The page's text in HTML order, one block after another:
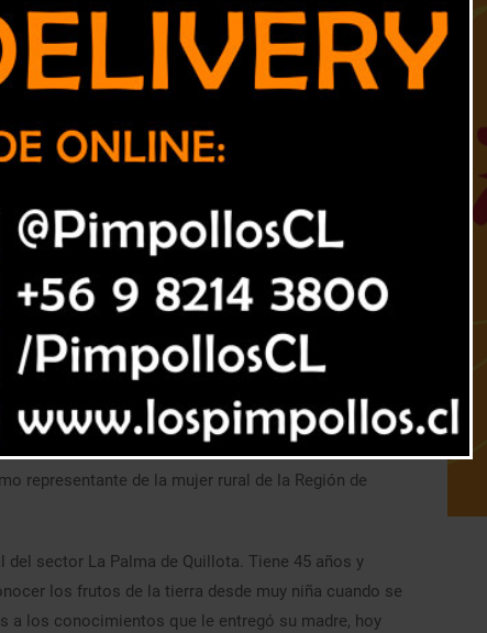
al seremi de Agricultura y al director regional de
representante de la mujer rural de la Región de
sector La Palma de Quillota. Tiene 45 años y
los frutos de la tierra desde muy niña cuando se
a los conocimientos que le entregó su madre, hoy